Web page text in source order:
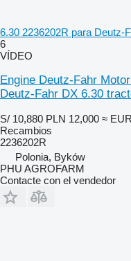
6.30 2236202R para Deutz-
6
VÍDEO
Engine Deutz-Fahr
Deutz-Fahr DX 6.30
S/ 10,880 PLN 12,000 ≈
Recambios
2236202R
Polonia, Byków
PHU AGROFARM
Contacte con el vendedor